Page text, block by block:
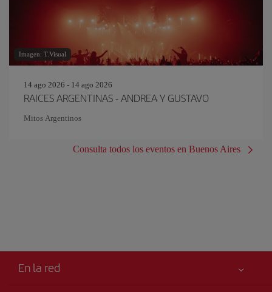
Imagen: T.Visual
14 ago 2026 - 14 ago 2026
RAICES ARGENTINAS - ANDREA Y GUSTAVO
Mitos Argentinos
Consulta todos los eventos en Buenos Aires
En la red